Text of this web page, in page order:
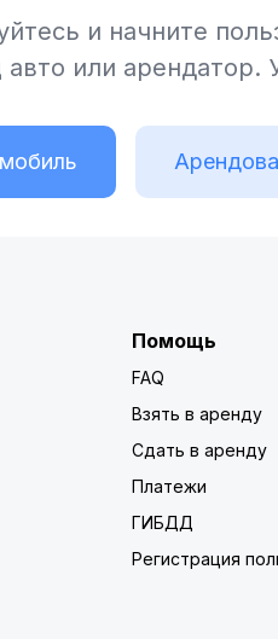
и начните
авто или арендатор.
Помощь
FAQ
Взять в аренду
Сдать в аренду
Платежи
ГИБДД
Регистрация